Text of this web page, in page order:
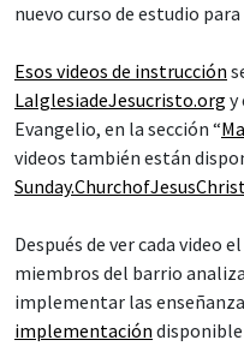
nuevo curso de estudio
Esos videos de instrucción
LaIglesiadeJesucristo.org y
Evangelio, en la sección “
videos también están
Después de ver cada video
miembros del barrio
implementar las
implementación